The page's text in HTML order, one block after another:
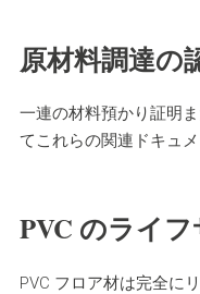
原材料調達の
一連の材料預かり証明
てこれらの関連ドキュ
PVC のライ
PVC フロア材は完全に